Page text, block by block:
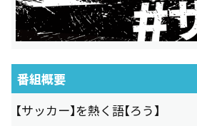
番組概要
【サッカー】を熱く語【ろう】